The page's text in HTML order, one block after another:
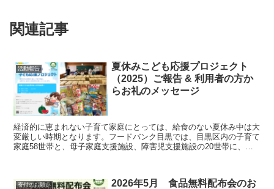
関連記事
活動報告
夏休みこども応援プロジェクト
（2025）ご報告 & 利用者の方か
らお礼のメッセージ
経済的に恵まれない子育て家庭にとっては、給食のない夏休み中は大
変厳しい時期となります。フードバンク目黒では、目黒区内の子育て
家庭58世帯と、母子家庭支援施設、障害児支援施設の20世帯に、た
寄付のお願い
2026年5月 食品無料配布会のお